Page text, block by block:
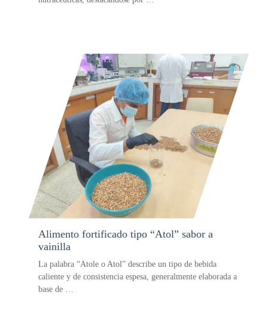
Alimento fortificado tipo “Atol” sabor a
vainilla
La palabra “Atole o Atol” describe un tipo de bebida
caliente y de consistencia espesa, generalmente elaborada a
base de …